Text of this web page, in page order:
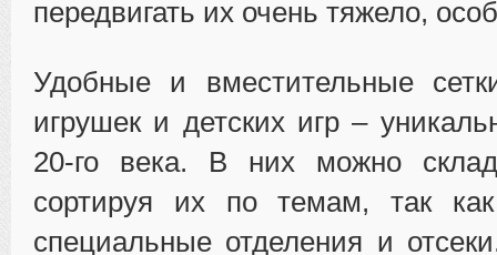
передвигать их очень тяжело,
Удобные и вместительные
игрушек и детских игр –
20-го века. В них можно
сортируя их по темам, так
специальные отделения и